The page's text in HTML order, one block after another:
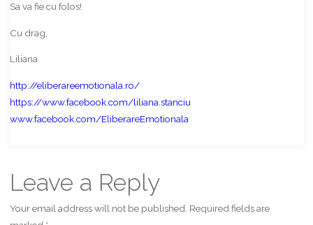
Sa va fie cu folos!
Cu drag,
Liliana
http://eliberareemotionala.ro/
https://www.facebook.com/liliana.stanciu
www.facebook.com/EliberareEmotionala
Leave a Reply
Your email address will not be published. Required fields are